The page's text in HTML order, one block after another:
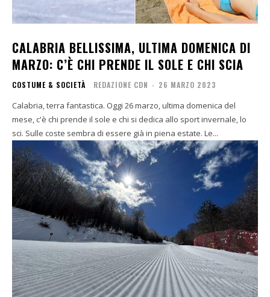
CALABRIA BELLISSIMA, ULTIMA DOMENICA DI
MARZO: C’È CHI PRENDE IL SOLE E CHI SCIA
COSTUME & SOCIETÀ REDAZIONE CDN - 26 MARZO 2023
Calabria, terra fantastica. Oggi 26 marzo, ultima domenica del
mese, c'è chi prende il sole e chi si dedica allo sport invernale, lo
sci. Sulle coste sembra di essere già in piena estate. Le...